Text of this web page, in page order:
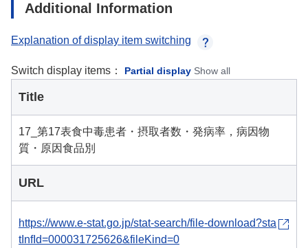
Additional Information
Explanation of display item switching
Switch display items： Partial display Show all
Title
17_第17表食中毒患者・摂取者数・発病率，病因物
質・原因食品別
URL
https://www.e-stat.go.jp/stat-search/file-download?sta
tInfId=000031725626&fileKind=0